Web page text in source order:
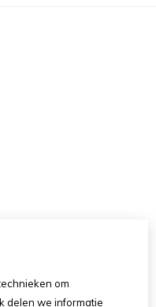
om
delen we informatie